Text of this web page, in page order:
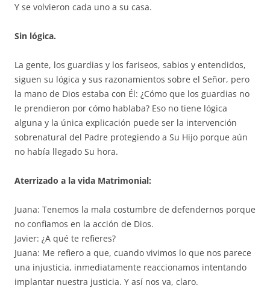
Y se volvieron cada uno a su casa.
Sin lógica.
La gente, los guardias y los fariseos, sabios y entendidos,
siguen su lógica y sus razonamientos sobre el Señor, pero
la mano de Dios estaba con Él: ¿Cómo que los guardias no
le prendieron por cómo hablaba? Eso no tiene lógica
alguna y la única explicación puede ser la intervención
sobrenatural del Padre protegiendo a Su Hijo porque aún
no había llegado Su hora.
Aterrizado a la vida Matrimonial:
Juana: Tenemos la mala costumbre de defendernos porque
no confiamos en la acción de Dios.
Javier: ¿A qué te refieres?
Juana: Me refiero a que, cuando vivimos lo que nos parece
una injusticia, inmediatamente reaccionamos intentando
implantar nuestra justicia. Y así nos va, claro.